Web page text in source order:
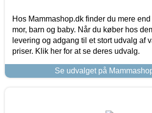
Hos Mammashop.dk finder du mere end
mor, barn og baby. Når du køber hos
levering og adgang til et stort udvalg af
priser. Klik her for at se deres udvalg.
Se udvalget på